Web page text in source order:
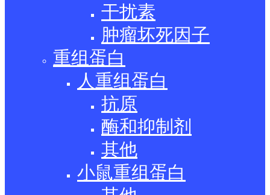
干扰素
肿瘤坏死因子
重组蛋白
人重组蛋白
抗原
酶和抑制剂
其他
小鼠重组蛋白